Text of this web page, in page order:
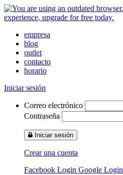
empresa
blog
outlet
contacto
horario
Iniciar sesión
Correo electrónico
Contraseña
Iniciar sesión
Crear una cuenta
Facebook Login Google Login